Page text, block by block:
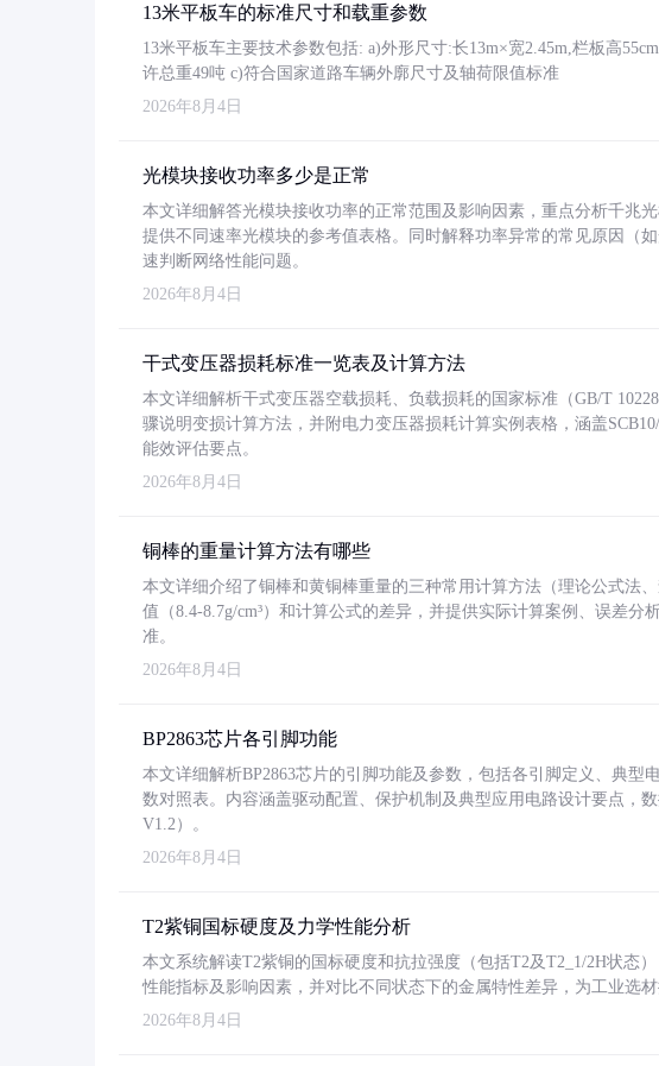
13米平板车的标准尺寸和载重参数
13米平板车主要技术参数包括: a)外形尺寸:长13m×宽2.45m,栏板高
许总重49吨 c)符合国家道路车辆外廓尺寸及轴荷限值标准
2026年8月4日
光模块接收功率多少是正常
本文详细解答光模块接收功率的正常范围及影响因素，重点分析千兆
提供不同速率光模块的参考值表格。同时解释功率异常的常见原因（
速判断网络性能问题。
2026年8月4日
干式变压器损耗标准一览表及计算方法
本文详细解析干式变压器空载损耗、负载损耗的国家标准（GB/T
骤说明变损计算方法，并附电力变压器损耗计算实例表格，涵盖
能效评估要点。
2026年8月4日
铜棒的重量计算方法有哪些
本文详细介绍了铜棒和黄铜棒重量的三种常用计算方法（理论公式法
值（8.4-8.7g/cm³）和计算公式的差异，并提供实际计算案例、误差分
准。
2026年8月4日
BP2863芯片各引脚功能
本文详细解析BP2863芯片的引脚功能及参数，包括各引脚定义、典型
数对照表。内容涵盖驱动配置、保护机制及典型应用电路设计要点，
V1.2）。
2026年8月4日
T2紫铜国标硬度及力学性能分析
本文系统解读T2紫铜的国标硬度和抗拉强度（包括T2及T2_1/2H状态
性能指标及影响因素，并对比不同状态下的金属特性差异，为工业选材
2026年8月4日